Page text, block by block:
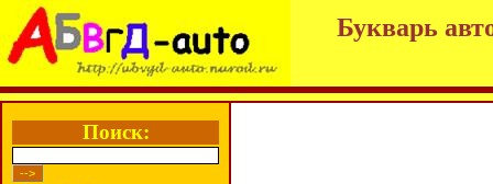
Букварь
Поиск: